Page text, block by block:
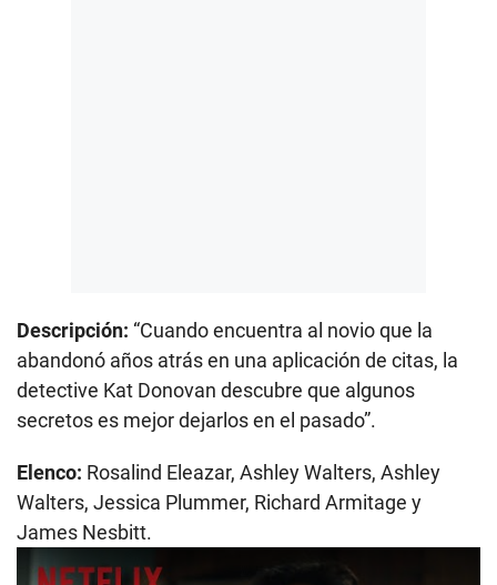
Descripción: “Cuando encuentra al novio que la
abandonó años atrás en una aplicación de citas, la
detective Kat Donovan descubre que algunos
secretos es mejor dejarlos en el pasado”.
Elenco: Rosalind Eleazar, Ashley Walters, Ashley
Walters, Jessica Plummer, Richard Armitage y
James Nesbitt.